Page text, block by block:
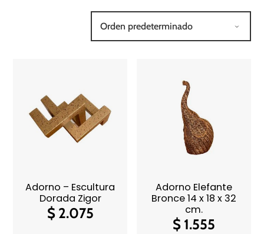
Adorno – Escultura
Dorada Zigor
$2.075
Adorno Elefante
Bronce 14 x 18 x 32
cm.
$1.555